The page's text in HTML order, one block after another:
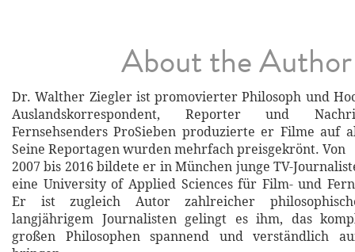
About the Author
Dr. Walther Ziegler ist promovierter Philosoph und
Auslandskorrespondent, Reporter und
Fernsehsenders ProSieben produzierte er Filme auf
Seine Reportagen wurden mehrfach preisgekrönt. Von
2007 bis 2016 bildete er in München junge TV-
eine University of Applied Sciences für Film- und
Er ist zugleich Autor zahlreicher
langjährigem Journalisten gelingt es ihm, das
großen Philosophen spannend und verständlich